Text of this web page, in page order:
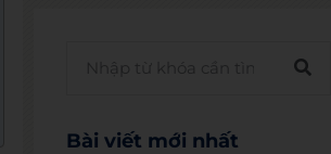
Bài viết mới nhất